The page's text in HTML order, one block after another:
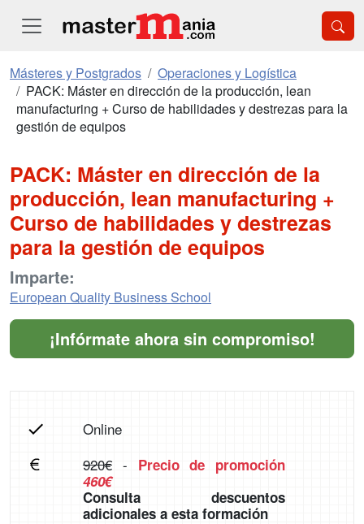
Másteres y Postgrados
Operaciones y Logística
PACK: Máster en dirección de la producción, lean
manufacturing + Curso de habilidades y destrezas para la
gestión de equipos
PACK: Máster en dirección de la
producción, lean manufacturing +
Curso de habilidades y destrezas
para la gestión de equipos
Imparte:
European Quality Business School
¡Infórmate ahora sin compromiso!
Online
920€- Precio de promoción
460€
Consulta descuentos
adicionales a esta formación